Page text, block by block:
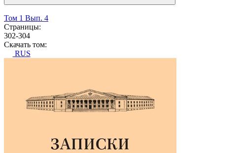
Том 1 Вып. 4
Страницы:
302-304
Скачать том:
RUS